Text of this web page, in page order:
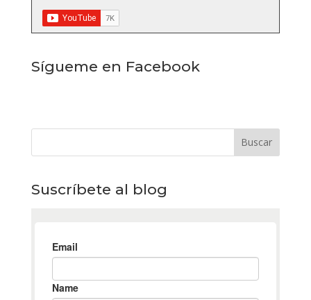
Sígueme en Facebook
Suscríbete al blog